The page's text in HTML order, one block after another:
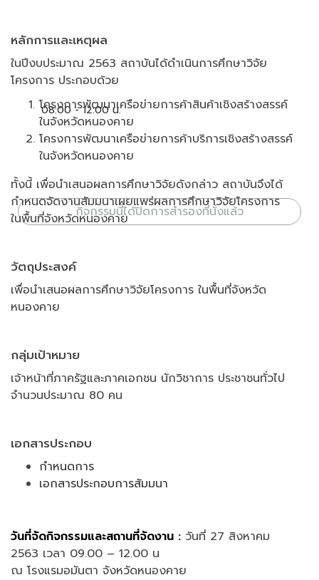
08:00 - 12:00 น.
กิจกรรมนี้ได้ปิดการสำรองที่นั่งแล้ว
หลักการและเหตุผล
ในปีงบประมาณ 2563 สถาบันได้ดำเนินการศึกษาวิจัย
โครงการ ประกอบด้วย
โครงการพัฒนาเครือข่ายการค้าสินค้าเชิงสร้างสรรค์
ในจังหวัดหนองคาย
โครงการพัฒนาเครือข่ายการค้าบริการเชิงสร้างสรรค์
ในจังหวัดหนองคาย
ทั้งนี้ เพื่อนำเสนอผลการศึกษาวิจัยดังกล่าว สถาบันจึงได้
กำหนดจัดงานสัมมนาเผยแพร่ผลการศึกษาวิจัยโครงการ
ในพื้นที่จังหวัดหนองคาย
วัตถุประสงค์
เพื่อนำเสนอผลการศึกษาวิจัยโครงการ ในพื้นที่จังหวัด
หนองคาย
กลุ่มเป้าหมาย
เจ้าหน้าที่ภาครัฐและภาคเอกชน นักวิชาการ ประชาชนทั่วไป
จำนวนประมาณ 80 คน
เอกสารประกอบ
กำหนดการ
เอกสารประกอบการสัมมนา
วันที่จัดกิจกรรมและสถานที่จัดงาน : วันที่ 27 สิงหาคม
2563 เวลา 09.00 – 12.00 น
ณ โรงแรมอมันตา จังหวัดหนองคาย